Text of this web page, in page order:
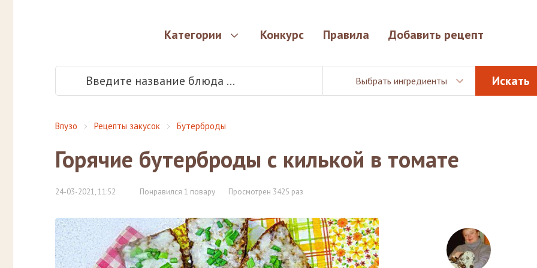
Категории Конкурс Правила Добавить рецепт
Выбрать ингредиенты
Впузо Рецепты закусок Бутерброды
Горячие бутерброды с килькой в томате
24-03-2021, 11:52 Понравился 1 повару Просмотрен 3425 раз